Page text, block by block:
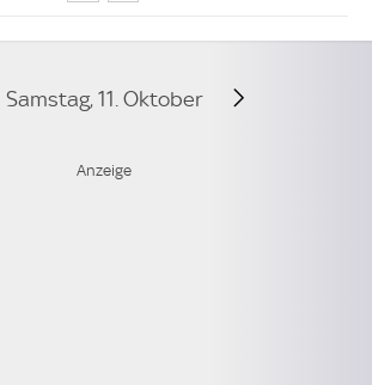
Samstag, 11. Oktober